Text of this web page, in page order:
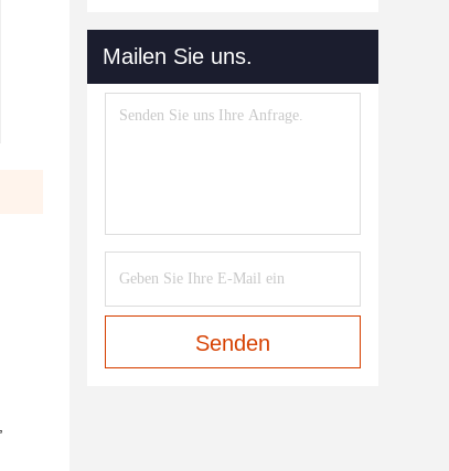
Mailen Sie uns.
Senden